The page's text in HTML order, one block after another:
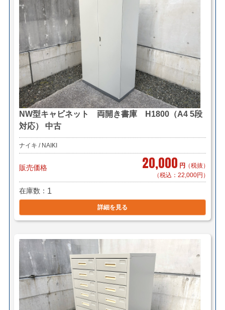
NW型キャビネット 両開き書庫 H1800（A4 5段
対応） 中古
ナイキ / NAIKI
販売価格 20,000 円 （税抜）
（税込：22,000円）
在庫数 1
詳細を見る